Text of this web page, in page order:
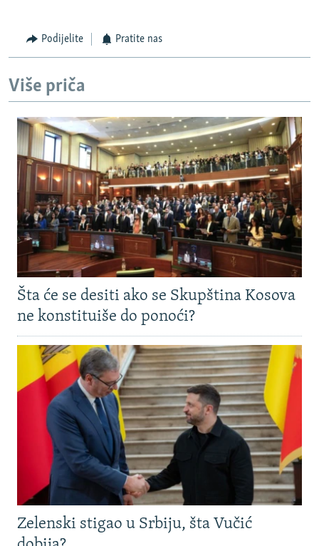
Podijelite Pratite nas
Više priča
Šta će se desiti ako se Skupština Kosova
ne konstituiše do ponoći?
Zelenski stigao u Srbiju, šta Vučić